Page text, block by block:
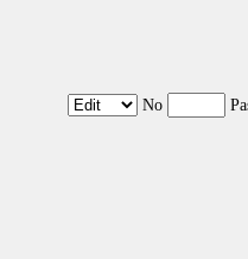
No